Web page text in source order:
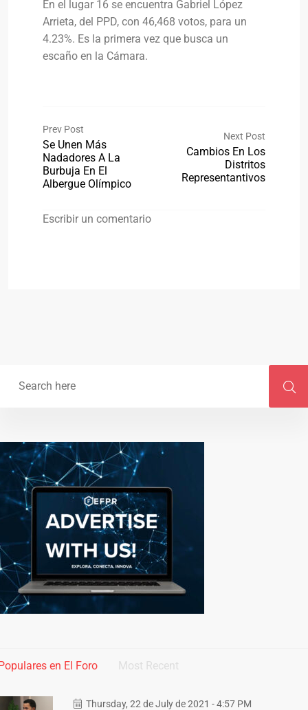
En el lugar 16 se encuentra Gabriel López
Arrieta, del PPD, con 46,468 votos, para un
4.23%. Es la primera vez que busca un
escaño en la Cámara.
Prev Post
Se Unen Más
Nadadores A La
Burbuja En El
Albergue Olímpico
Next Post
Cambios En Los
Distritos
Representantivos
Escribir un comentario
en El Foro Most Recent
Thursday, 22 de July de 2021 - 4:57 PM